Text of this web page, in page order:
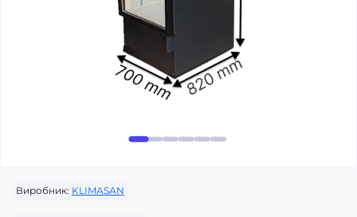
Виробник: KLIMASAN